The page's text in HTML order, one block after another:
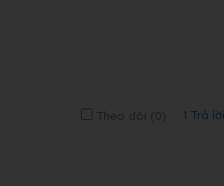
Theo dõi (0) 1 Trả lời